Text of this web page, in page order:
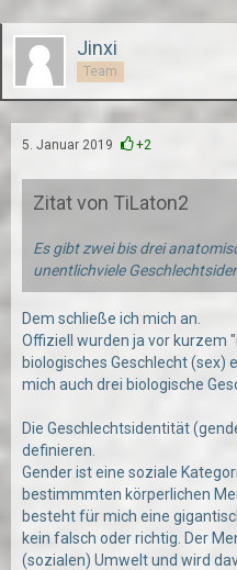
Jinxi
Team
5. Januar 2019 +2
Zitat von TiLaton2
Es gibt zwei bis drei
unentlichviele
Dem schließe ich mich an.
Offiziell wurden ja vor kurzem
biologisches Geschlecht (sex)
mich auch drei biologische
Die Geschlechtsidentität
definieren.
Gender ist eine soziale
bestimmmten körperlichen
besteht für mich eine
kein falsch oder richtig. Der
(sozialen) Umwelt und wird